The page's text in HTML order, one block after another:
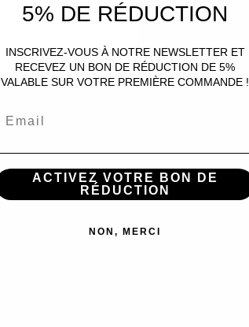
5% DE RÉDUCTION
INSCRIVEZ-VOUS À NOTRE NEWSLETTER ET
RECEVEZ UN BON DE RÉDUCTION DE 5%
VALABLE SUR VOTRE PREMIÈRE COMMANDE !
ACTIVEZ VOTRE BON DE
RÉDUCTION
NON, MERCI